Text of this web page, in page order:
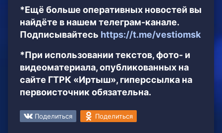
*Ещё больше оперативных новостей вы
найдёте в нашем телеграм-канале.
Подписывайтесь https://t.me/vestiomsk
*При использовании текстов, фото- и
видеоматериала, опубликованных на
сайте ГТРК «Иртыш», гиперссылка на
первоисточник обязательна.
Поделиться Поделиться